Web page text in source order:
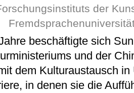
der
beschäftigte sich
und der
dem Kulturaustausch in
in denen sie die